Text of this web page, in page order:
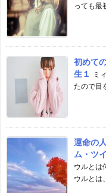
っても最
初めて
生１
ミ
たので目
運命の
ム・ツ
ウルとは
ウルとは